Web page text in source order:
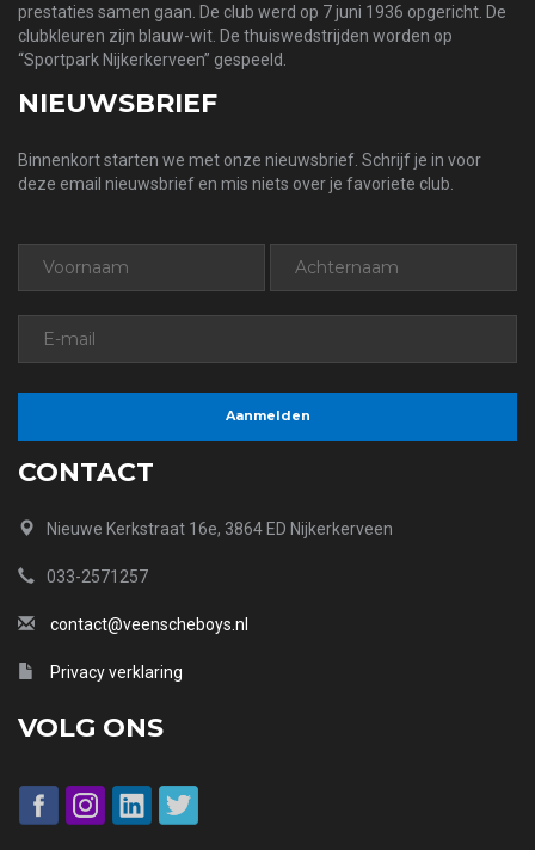
prestaties samen gaan. De club werd op 7 juni 1936 opgericht. De
clubkleuren zijn blauw-wit. De thuiswedstrijden worden op
“Sportpark Nijkerkerveen” gespeeld.
NIEUWSBRIEF
Binnenkort starten we met onze nieuwsbrief. Schrijf je in voor
deze email nieuwsbrief en mis niets over je favoriete club.
CONTACT
Nieuwe Kerkstraat 16e, 3864 ED Nijkerkerveen
033-2571257
contact@veenscheboys.nl
Privacy verklaring
VOLG ONS